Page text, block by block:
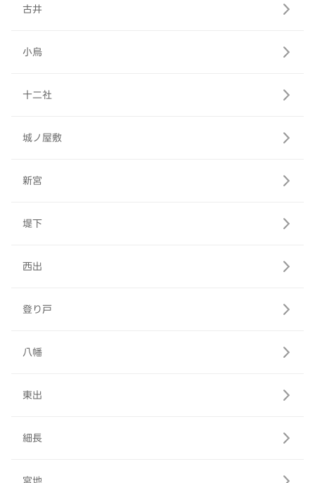
古井
小烏
十二社
城ノ屋敷
新宮
堤下
西出
登り戸
八幡
東出
細長